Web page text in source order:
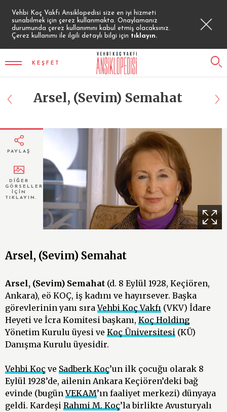
Vehbi Koç Vakfı Ansiklopedisi size en iyi hizmeti
sunabilmek için çerez kullanmakta. Onaylamanız
durumunda çerez kullanımını kabul etmiş olacaksınız.
Çerez kullanımı ile ilgili detaylı bilgi için tıklayın.
KEŞFET
Arsel, (Sevim) Semahat
PAYLAŞ
DİĞER
GÖRSELLER
İÇİN
TIKLAYIN.
Arsel, (Sevim) Semahat
Arsel, (Sevim) Semahat (d. 8 Eylül 1928, Keçiören,
Ankara), eö KOÇ, iş kadını ve hayırsever. Başka
görevlerinin yanı sıraVehbi Koç Vakfı (VKV) İdare
Heyeti ve İcra Komitesi başkanı, Koç Holding
Yönetim Kurulu üyesi ve Koç Üniversitesi (KÜ)
Danışma Kurulu üyesidir.
Vehbi Koç ve Sadberk Koç’un ilk çocuğu olarak 8
Eylül 1928’de, ailenin Ankara Keçiören’deki bağ
evinde (bugünVEKAM’ın faaliyet merkezi) dünyaya
geldi. Kardeşi Rahmi M. Koç’la birlikte Avusturyalı